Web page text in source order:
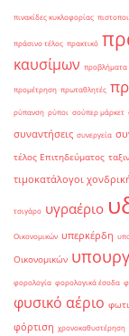
πινακίδες κυκλοφορίας
πράσινο τέλος πρακτικό
καυσίμων προβλήματα
προμέτρηση πρωταθλητές
ρύπανση ρύποι σούπερ μάρκετ
συναντήσεις συνεργεία
τέλος Επιτηδεύματος
τιμοκατάλογοι
τσιγάρο υγραέριο
Οικονομικών υπερκέρδη
Οικονομικών
φορολογία φορολογικά έσοδα
φυσικό αέριο
φόρτιση χρονοκαθυστέρηση